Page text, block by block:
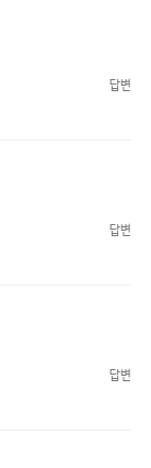
답변
답변
답변